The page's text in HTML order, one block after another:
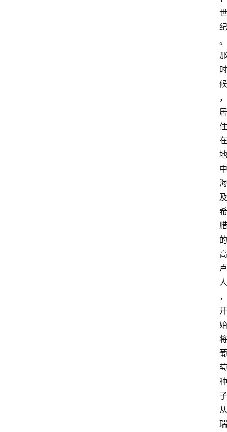
世
纪
。
那
时
候
，
居
住
在
地
中
海
及
希
腊
的
高
卢
人
，
开
始
将
葡
萄
种
子
从
瑞